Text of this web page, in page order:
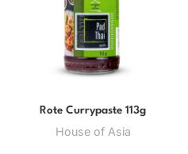
Rote Currypaste 113g
House of Asia